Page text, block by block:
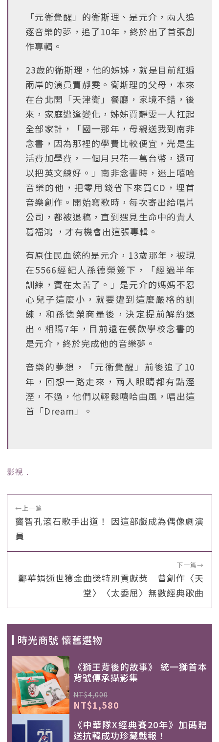
「元衛覺醒」的衛斯理、是元介，兩人追
逐音樂的夢，追了10年，終於出了首張創
作專輯。
23歲的衛斯理，他的姊姊，就是目前紅遍
兩岸的演員賈靜雯。衛斯理的父母，本來
在台北開「天津衛」餐廳，家境不錯，後
來，家庭遭逢變化，姊姊賈靜雯一人扛起
全部家計，「國一那年，母親送我到南非
念書，因為那裡的學費比較便宜，光是生
活費加學費，一個月只花一萬台幣，還可
以把英文練好。」南非念書時，迷上嘻哈
音樂的他，把零用錢省下來買CD，埋首
音樂創作。開始寫歌時，每次寄出給唱片
公司，都被退稿，直到遇見生命中的貴人
葛福鴻 ，才有機會出這張專輯。
有原住民血統的是元介，13歲那年，被現
在5566經紀人孫德榮簽下，「經過半年
訓練，實在太苦了。」是元介的媽媽不忍
心兒子這麼小，就要遭到這麼嚴格的訓
練，和孫德榮商量後，決定提前解約退
出。相隔7年，目前還在餐飲學校念書的
是元介，終於完成他的音樂夢。
音樂的夢想，「元衛覺醒」前後追了10
年，回想一路走來，兩人眼睛都有點溼
溼，不過，他們以輕鬆嘻哈曲風，唱出這
首「Dream」。
影視 ﹒
←上一篇
竇智孔滾石歌手出道！ 因這部戲成為偶像劇演
員
下一篇→
鄭華娟逝世獲金曲獎特別貢獻獎 曾創作〈天
堂〉〈太委屈〉無數經典歌曲
時光商號 懷舊選物
《獅王背後的故事》 統一獅首本
背號傳承攝影集
NT$4,000
NT$1,580
《中華隊X經典賽20年》加碼贈
送抗韓成功珍藏戰報！